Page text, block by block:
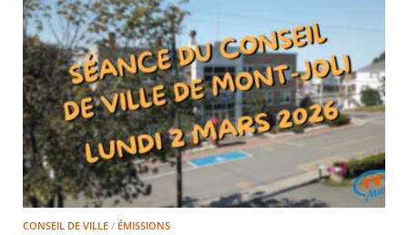
CONSEIL DE VILLE / ÉMISSIONS